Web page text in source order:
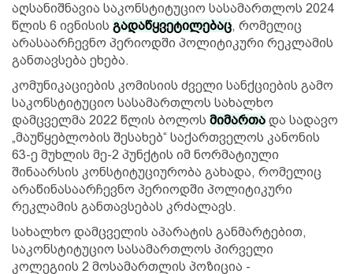
აღსანიშნავია საკონსტიტუციო სასამართლოს 2024
წლის 6 ივნისის გადაწყვეტილებაც, რომელიც
არასაარჩევნო პერიოდში პოლიტიკური რეკლამის
განთავსება ეხება.
კომუნიკაციების კომისიის ძველი სანქციების გამო
საკონსტიტუციო სასამართლოს სახალხო
დამცველმა 2022 წლის ბოლოს მიმართა და სადავო
„მაუწყებლობის შესახებ“ საქართველოს კანონის
63-ე მუხლის მე-2 პუნქტის იმ ნორმატიული
შინაარსის კონსტიტუციურობა გახადა, რომელიც
არაწინასაარჩევნო პერიოდში პოლიტიკური
რეკლამის განთავსებას კრძალავს.
სახალხო დამცველის აპარატის განმარტებით,
საკონსტიტუციო სასამართლოს პირველი
კოლეგიის 2 მოსამართლის პოზიცია -